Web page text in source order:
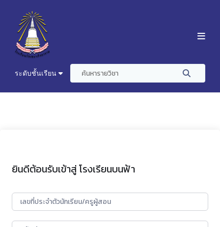
ระดับชั้นเรียน
ยินดีต้อนรับเข้าสู่ โรงเรียนบนฟ้า